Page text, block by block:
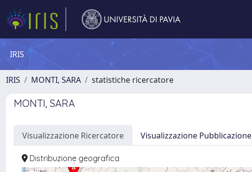
IRIS
IRIS MONTI, SARA statistiche ricercatore
MONTI, SARA
Visualizzazione Ricercatore Visualizzazione Pubblicazione
Distribuzione geografica